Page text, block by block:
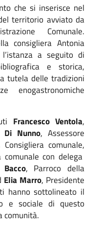
che si inserisce nel
territorio avviato da
Comunale.
consigliera Antonia
a seguito di
e storica,
tutela delle tradizioni
enogastronomiche
Francesco Ventola,
Di Nunno, Assessore
Consigliera comunale,
comunale con delega
, Parroco della
Elia Marro, Presidente
hanno sottolineato il
e sociale di questo
comunità.